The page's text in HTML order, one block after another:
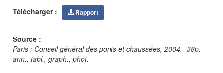
Télécharger : Rapport
Source :
Paris : Conseil général des ponts et chaussées, 2004.- 38p.-
ann., tabl., graph., phot.